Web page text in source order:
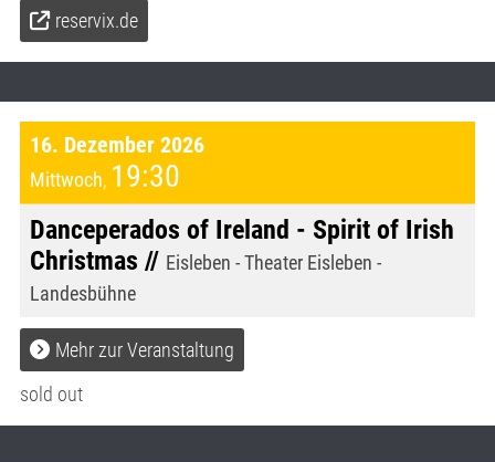
reservix.de
16. Dezember 2026
Mittwoch, 19:30
Danceperados of Ireland - Spirit of Irish
Christmas // Eisleben - Theater Eisleben -
Landesbühne
Mehr zur Veranstaltung
sold out